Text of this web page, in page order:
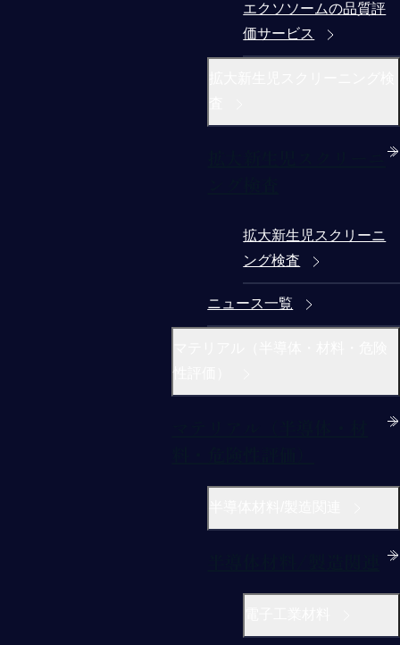
エクソソームの品質評
価サービス
拡大新生児スクリーニ
ング検査
ニュース一覧